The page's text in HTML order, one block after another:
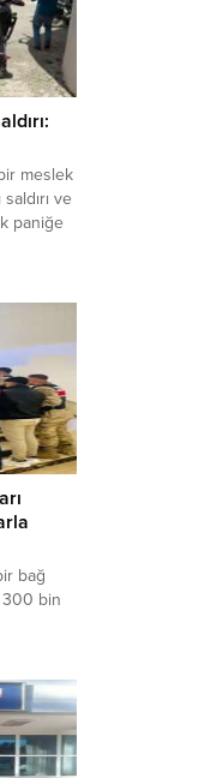
tüm...
meslek
ve
paniğe
özel
Merkezi
bağ
300 bin
İl